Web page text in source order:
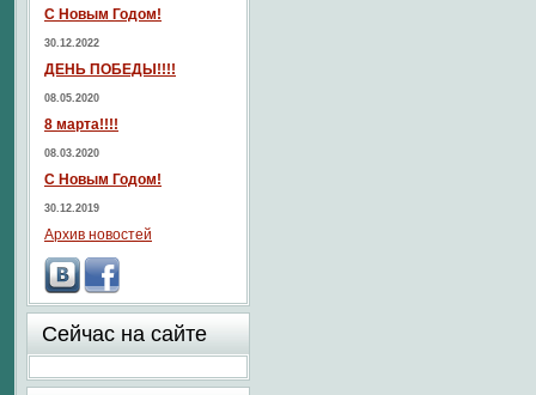
С Новым Годом!
30.12.2022
ДЕНЬ ПОБЕДЫ!!!!
08.05.2020
8 марта!!!!
08.03.2020
С Новым Годом!
30.12.2019
Архив новостей
Сейчас на сайте